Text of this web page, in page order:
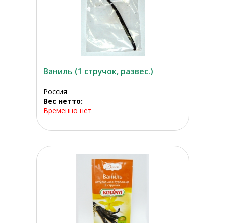
Ваниль (1 стручок, развес.)
Россия
Вес нетто:
Временно нет